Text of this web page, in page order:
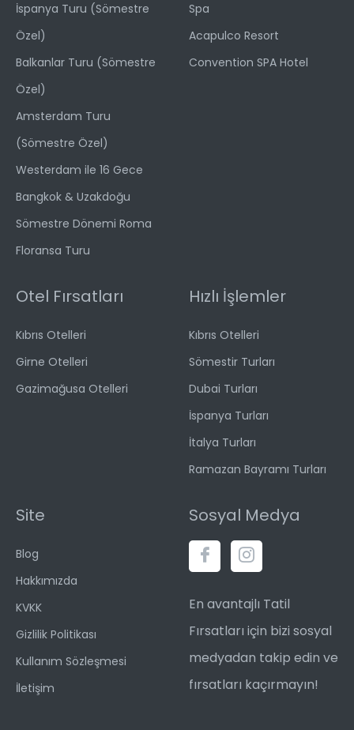
İspanya Turu (Sömestre
Özel)
Balkanlar Turu (Sömestre
Özel)
Amsterdam Turu
(Sömestre Özel)
Westerdam ile 16 Gece
Bangkok & Uzakdoğu
Sömestre Dönemi Roma
Floransa Turu
Spa
Acapulco Resort
Convention SPA Hotel
Otel Fırsatları
Kıbrıs Otelleri
Girne Otelleri
Gazimağusa Otelleri
Hızlı İşlemler
Kıbrıs Otelleri
Sömestir Turları
Dubai Turları
İspanya Turları
İtalya Turları
Ramazan Bayramı Turları
Site
Blog
Hakkımızda
KVKK
Gizlilik Politikası
Kullanım Sözleşmesi
İletişim
Sosyal Medya
En avantajlı Tatil
Fırsatları için bizi sosyal
medyadan takip edin ve
fırsatları kaçırmayın!